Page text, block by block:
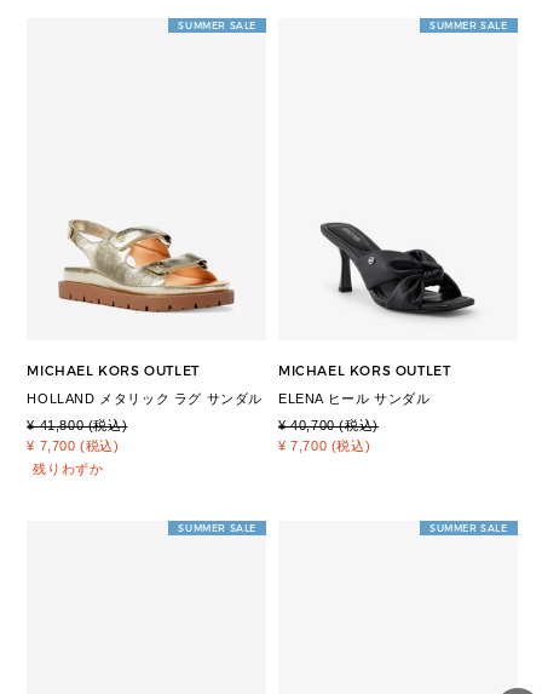
SUMMER SALE
MICHAEL KORS OUTLET
HOLLAND メタリック ラグ サンダル
¥ 41,800 (税込)
¥ 7,700 (税込)
残りわずか
SUMMER SALE
MICHAEL KORS OUTLET
ELENA ヒール サンダル
¥ 40,700 (税込)
¥ 7,700 (税込)
SUMMER SALE SUMMER SALE